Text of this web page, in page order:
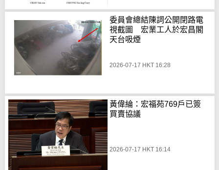
委員會總結陳詞公開閉路電
視截圖 宏業工人於宏昌閣
天台吸煙
2026-07-17 HKT 16:28
黃偉綸：宏福苑769戶已簽
買賣協議
2026-07-17 HKT 16:14